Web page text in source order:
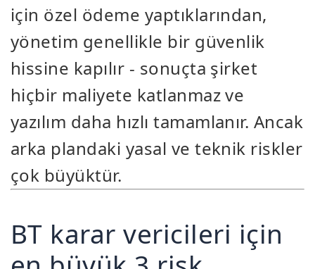
için özel ödeme yaptıklarından,
yönetim genellikle bir güvenlik
hissine kapılır - sonuçta şirket
hiçbir maliyete katlanmaz ve
yazılım daha hızlı tamamlanır. Ancak
arka plandaki yasal ve teknik riskler
çok büyüktür.
BT karar vericileri için